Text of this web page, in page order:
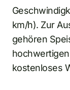
km/h). Zur
gehören
kostenloses